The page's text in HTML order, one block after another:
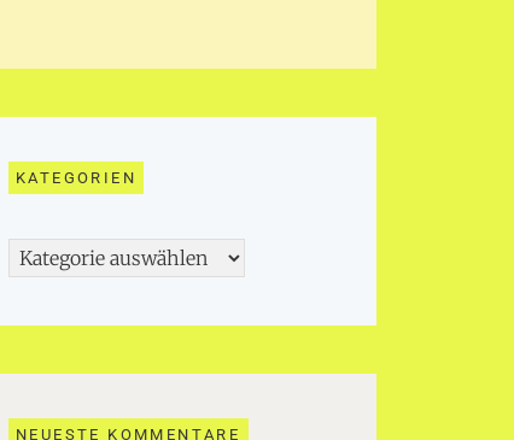
KATEGORIEN
Kategorien
NEUESTE KOMMENTARE